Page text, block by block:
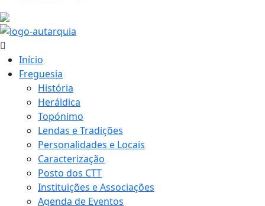
Início
Freguesia
História
Heráldica
Topónimo
Lendas e Tradições
Personalidades e Locais
Caracterização
Posto dos CTT
Instituições e Associações
Agenda de Eventos